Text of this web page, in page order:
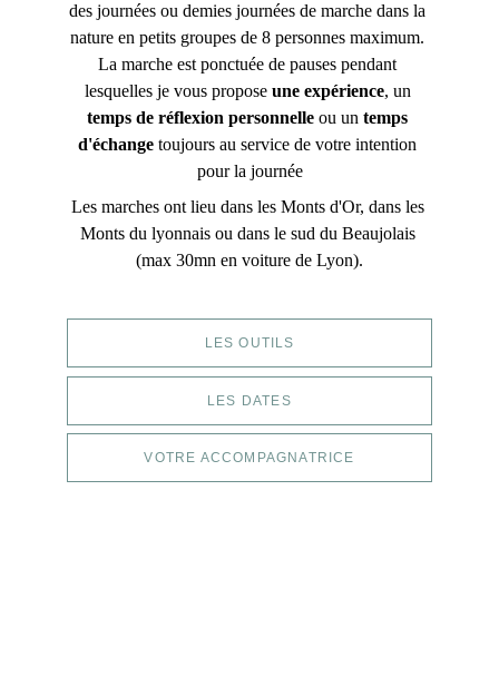
des journées ou demies journées de marche dans la
nature en petits groupes de 8 personnes maximum.
La marche est ponctuée de pauses pendant
lesquelles je vous propose une expérience, un
temps de réflexion personnelle ou un temps
d'échange toujours au service de votre intention
pour la journée
Les marches ont lieu dans les Monts d'Or, dans les
Monts du lyonnais ou dans le sud du Beaujolais
(max 30mn en voiture de Lyon).
LES OUTILS
LES DATES
VOTRE ACCOMPAGNATRICE